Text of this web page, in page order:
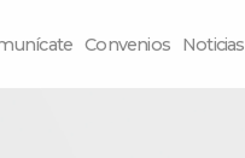
Convenios Noticias